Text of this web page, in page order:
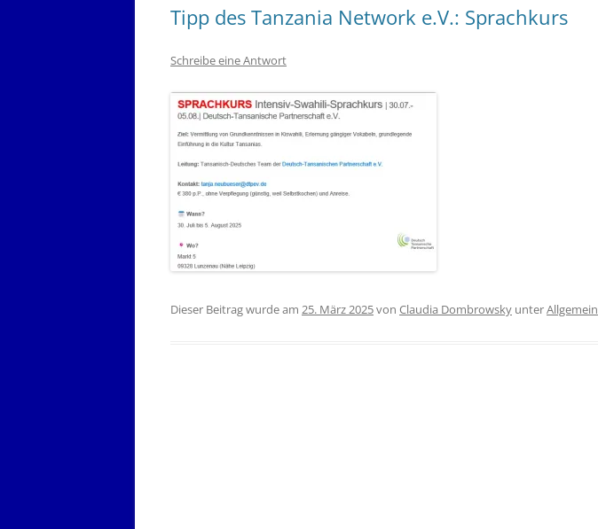
Tipp des Tanzania Network e.V.: Sprachkurs
Schreibe eine Antwort
Dieser Beitrag wurde am 25. März 2025von Claudia Dombrowsky unterAllgemein